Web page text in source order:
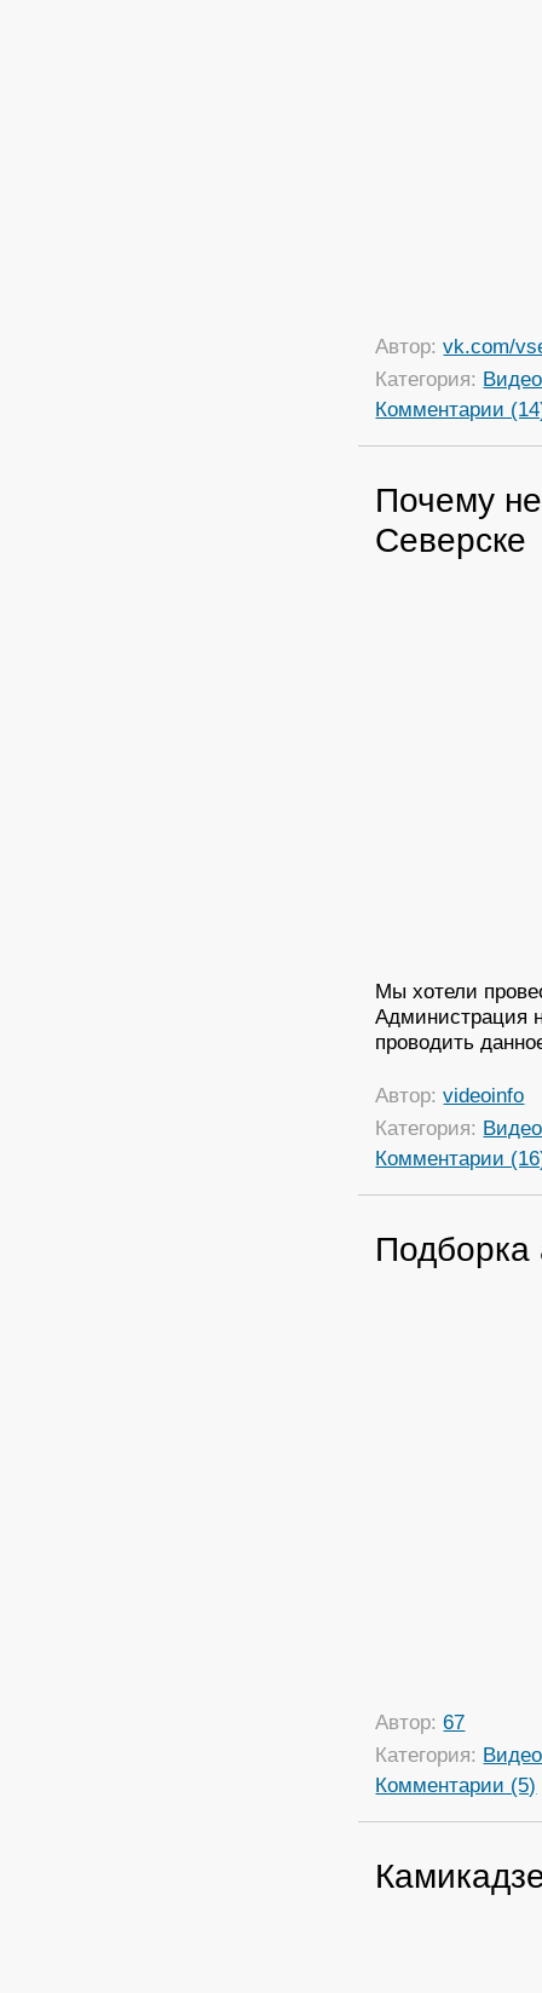
Автор:vk.com/
Категория: Видео
Комментарии
Почему
Северске
Мы хотели
Администрация
проводить
Автор:videoinfo
Категория: Видео
Комментарии
Подборка
Автор:67
Категория: Видео
Комментарии (5)